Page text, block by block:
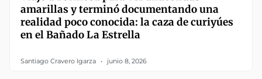
amarillas y terminó documentando una
realidad poco conocida: la caza de curiyúes
en el Bañado La Estrella
Santiago Cravero Igarza junio 8, 2026